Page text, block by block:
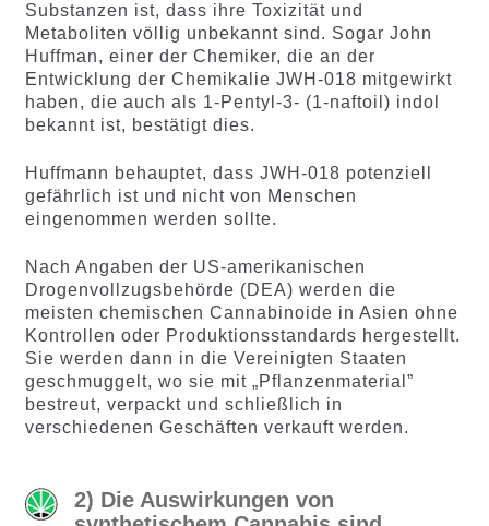
Substanzen ist, dass ihre Toxizität und
Metaboliten völlig unbekannt sind. Sogar John
Huffman, einer der Chemiker, die an der
Entwicklung der Chemikalie JWH-018 mitgewirkt
haben, die auch als 1-Pentyl-3- (1-naftoil) indol
bekannt ist, bestätigt dies.
Huffmann behauptet, dass JWH-018 potenziell
gefährlich ist und nicht von Menschen
eingenommen werden sollte.
Nach Angaben der US-amerikanischen
Drogenvollzugsbehörde (DEA) werden die
meisten chemischen Cannabinoide in Asien ohne
Kontrollen oder Produktionsstandards hergestellt.
Sie werden dann in die Vereinigten Staaten
geschmuggelt, wo sie mit „Pflanzenmaterial”
bestreut, verpackt und schließlich in
verschiedenen Geschäften verkauft werden.
2) Die Auswirkungen von